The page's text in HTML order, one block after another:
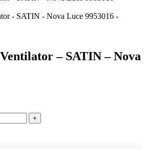
– SATIN – Nova
+